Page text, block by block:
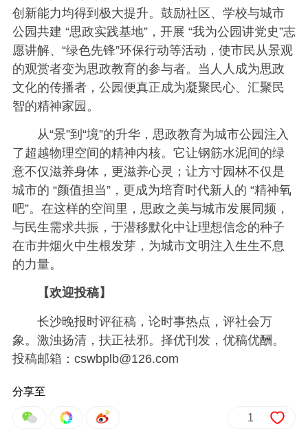
创新能力均得到极大提升。鼓励社区、学校与城市
公园共建 “思政实践基地”，开展 “我为公园讲党史”志
愿讲解、“绿色先锋”环保行动等活动，使市民从景观
的观赏者变为思政教育的参与者。当人人成为思政
文化的传播者，公园便真正成为凝聚民心、汇聚民
智的精神家园。
从“景”到“境”的升华，思政教育为城市公园注入
了超越物理空间的精神内核。它让钢筋水泥间的绿
意不仅滋养身体，更滋养心灵；让方寸园林不仅是
城市的 “颜值担当”，更成为培育时代新人的 “精神氧
吧”。在这样的空间里，思政之美与城市发展同频，
与民生需求共振，于潜移默化中让理想信念的种子
在市井烟火中生根发芽，为城市文明注入生生不息
的力量。
【欢迎投稿】
长沙晚报时评征稿，论时事热点，评社会万
象。激浊扬清，扶正祛邪。择优刊发，优稿优酬。
投稿邮箱：cswbplb@126.com
分享至
1